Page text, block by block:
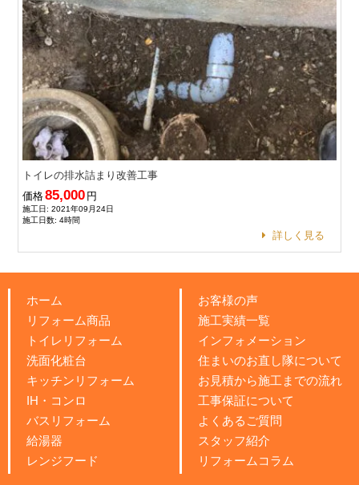
トイレの排水詰まり改善工事
価格85,000 円
施工日: 2021年09月24日
施工日数: 4時間
詳しく見る
ホーム
リフォーム商品
トイレリフォーム
洗面化粧台
キッチンリフォーム
IH・コンロ
バスリフォーム
給湯器
レンジフード
お客様の声
施工実績一覧
インフォメーション
住まいのお直し隊について
お見積から施工までの流れ
工事保証について
よくあるご質問
スタッフ紹介
リフォームコラム